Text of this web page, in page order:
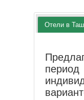
Отели в